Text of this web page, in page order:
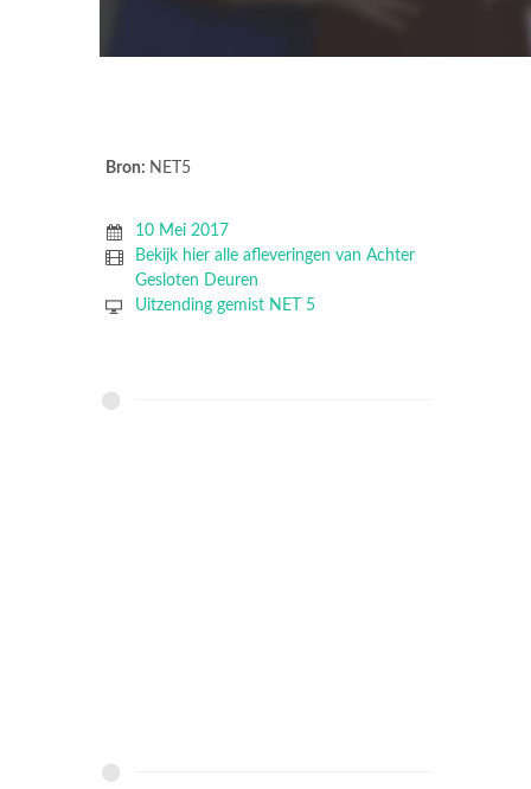
Bron: NET5
10 Mei 2017
Bekijk hier alle afleveringen van Achter
Gesloten Deuren
Uitzending gemist NET 5